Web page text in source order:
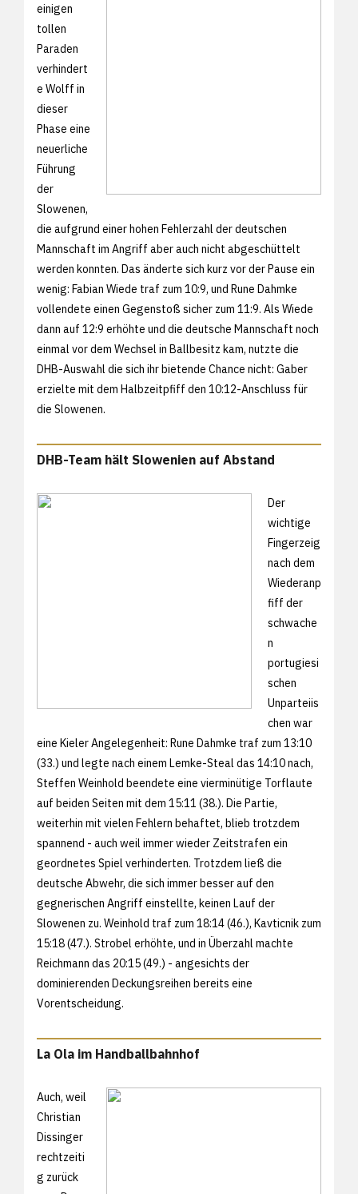
einigen
tollen
Paraden
verhindert
e Wolff in
dieser
Phase eine
neuerliche
Führung
der
Slowenen,
die aufgrund einer hohen Fehlerzahl der deutschen
Mannschaft im Angriff aber auch nicht abgeschüttelt
werden konnten. Das änderte sich kurz vor der Pause ein
wenig: Fabian Wiede traf zum 10:9, und Rune Dahmke
vollendete einen Gegenstoß sicher zum 11:9. Als Wiede
dann auf 12:9 erhöhte und die deutsche Mannschaft noch
einmal vor dem Wechsel in Ballbesitz kam, nutzte die
DHB-Auswahl die sich ihr bietende Chance nicht: Gaber
erzielte mit dem Halbzeitpfiff den 10:12-Anschluss für
die Slowenen.
DHB-Team hält Slowenien auf Abstand
Der
wichtige
Fingerzeig
nach dem
Wiederanp
fiff der
schwache
n
portugiesi
schen
Unparteiis
chen war
eine Kieler Angelegenheit: Rune Dahmke traf zum 13:10
(33.) und legte nach einem Lemke-Steal das 14:10 nach,
Steffen Weinhold beendete eine vierminütige Torflaute
auf beiden Seiten mit dem 15:11 (38.). Die Partie,
weiterhin mit vielen Fehlern behaftet, blieb trotzdem
spannend - auch weil immer wieder Zeitstrafen ein
geordnetes Spiel verhinderten. Trotzdem ließ die
deutsche Abwehr, die sich immer besser auf den
gegnerischen Angriff einstellte, keinen Lauf der
Slowenen zu. Weinhold traf zum 18:14 (46.), Kavticnik zum
15:18 (47.). Strobel erhöhte, und in Überzahl machte
Reichmann das 20:15 (49.) - angesichts der
dominierenden Deckungsreihen bereits eine
Vorentscheidung.
La Ola im Handballbahnhof
Auch, weil
Christian
Dissinger
rechtzeiti
g zurück